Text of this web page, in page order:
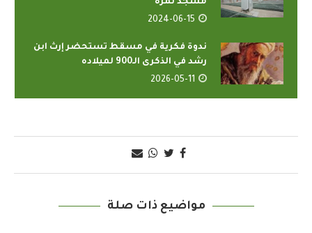
مسجد نمرة
2024-06-15
ندوة فكرية في مسقط تستحضر إرث ابن
رشد في الذكرى الـ900 لميلاده
2026-05-11
مواضيع ذات صلة